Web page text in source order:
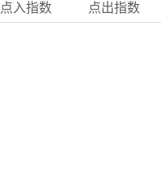
点入指数 点出指数